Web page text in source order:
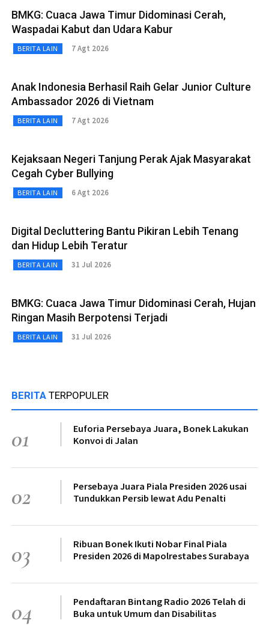
BMKG: Cuaca Jawa Timur Didominasi Cerah,
Waspadai Kabut dan Udara Kabur
BERITA LAIN 7 Agt 2026
Anak Indonesia Berhasil Raih Gelar Junior Culture
Ambassador 2026 di Vietnam
BERITA LAIN 7 Agt 2026
Kejaksaan Negeri Tanjung Perak Ajak Masyarakat
Cegah Cyber Bullying
BERITA LAIN 6 Agt 2026
Digital Decluttering Bantu Pikiran Lebih Tenang
dan Hidup Lebih Teratur
BERITA LAIN 31 Jul 2026
BMKG: Cuaca Jawa Timur Didominasi Cerah, Hujan
Ringan Masih Berpotensi Terjadi
BERITA LAIN 31 Jul 2026
BERITA TERPOPULER
01
Euforia Persebaya Juara, Bonek Lakukan
Konvoi di Jalan
02
Persebaya Juara Piala Presiden 2026 usai
Tundukkan Persib lewat Adu Penalti
03
Ribuan Bonek Ikuti Nobar Final Piala
Presiden 2026 di Mapolrestabes Surabaya
04
Pendaftaran Bintang Radio 2026 Telah di
Buka untuk Umum dan Disabilitas